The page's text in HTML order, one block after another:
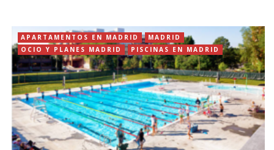
APARTAMENTOS EN MADRID
MADRID
OCIO Y PLANES MADRID
PISCINAS EN MADRID